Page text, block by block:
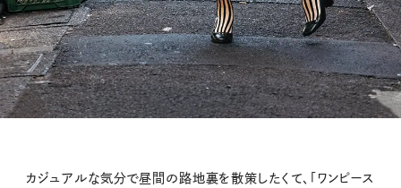
カジュアルな気分で昼間の路地裏を散策したくて、「ワンピース